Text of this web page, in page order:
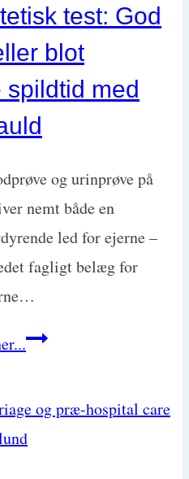
og
behandling
med
Sara
Nilsson
test: God
blot
med
og urinprøve på
nemt både en
led for ejerne –
fagligt belæg for
Præ-
God